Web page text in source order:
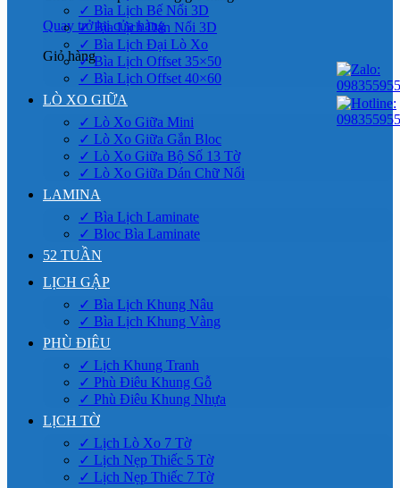
Quay trở lại cửa hàng
Giỏ hàng
✓ Bìa Lịch Bế Nổi 3D
✓ Bìa Lịch Dán Nổi 3D
✓ Bìa Lịch Đại Lò Xo
✓ Bìa Lịch Offset 35×50
✓ Bìa Lịch Offset 40×60
LÒ XO GIỮA
✓ Lò Xo Giữa Mini
✓ Lò Xo Giữa Gắn Bloc
✓ Lò Xo Giữa Bộ Số 13 Tờ
✓ Lò Xo Giữa Dán Chữ Nổi
LAMINA
✓ Bìa Lịch Laminate
✓ Bloc Bìa Laminate
52 TUẦN
LỊCH GẬP
✓ Bìa Lịch Khung Nâu
✓ Bìa Lịch Khung Vàng
PHÙ ĐIÊU
✓ Lịch Khung Tranh
✓ Phù Điêu Khung Gỗ
✓ Phù Điêu Khung Nhựa
LỊCH TỜ
✓ Lịch Lò Xo 7 Tờ
✓ Lịch Nẹp Thiếc 5 Tờ
✓ Lịch Nẹp Thiếc 7 Tờ